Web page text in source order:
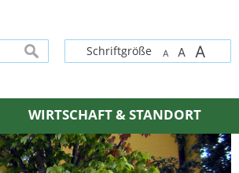
Schriftgröße A A A
suchen
WIRTSCHAFT & STANDORT